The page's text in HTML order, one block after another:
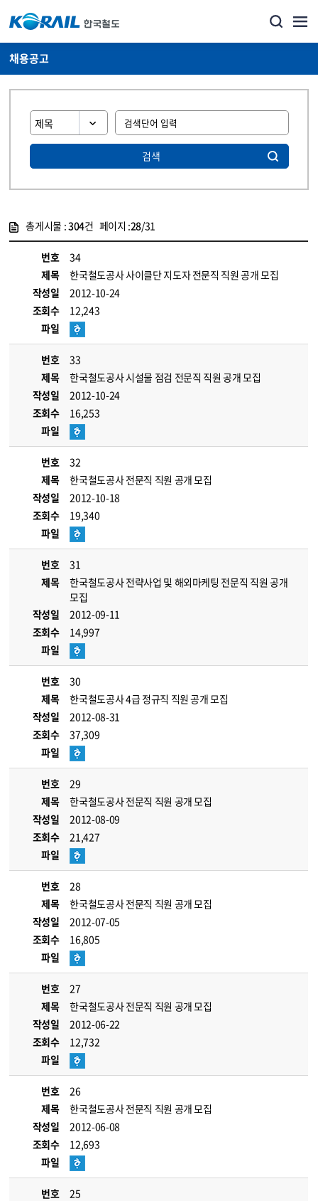
채용공고
검색
총게시물 :304건 페이지 :28/31
번호
34
제목
한국철도공사 사이클단 지도자 전문직 직원 공개 모집
작성일
2012-10-24
조회수
12,243
파일
번호
33
제목
한국철도공사 시설물 점검 전문직 직원 공개 모집
작성일
2012-10-24
조회수
16,253
파일
번호
32
제목
한국철도공사 전문직 직원 공개 모집
작성일
2012-10-18
조회수
19,340
파일
번호
31
제목
한국철도공사 전략사업 및 해외마케팅 전문직 직원 공개
모집
작성일
2012-09-11
조회수
14,997
파일
번호
30
제목
한국철도공사 4급 정규직 직원 공개 모집
작성일
2012-08-31
조회수
37,309
파일
번호
29
제목
한국철도공사 전문직 직원 공개 모집
작성일
2012-08-09
조회수
21,427
파일
번호
28
제목
한국철도공사 전문직 직원 공개 모집
작성일
2012-07-05
조회수
16,805
파일
번호
27
제목
한국철도공사 전문직 직원 공개 모집
작성일
2012-06-22
조회수
12,732
파일
번호
26
제목
한국철도공사 전문직 직원 공개 모집
작성일
2012-06-08
조회수
12,693
파일
번호
25